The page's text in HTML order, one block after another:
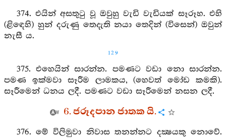
374. එයින් අසතුටු වූ ඔවුහු වැඩි වැඩියක් සෑරූහ. එහි
(ළිඳෙහි) හුන් දරුණු තෙදැති නයා තෙදින් (විසෙන්) ඔවුන්
නැසී ය.
129
375. එහෙයින් සාරන්න. පමණට වඩා නො සාරන්න.
පමණ ඉක්මවා සෑරීම ලාමකය, (හෙවත් මෝඩ කමකි).
සෑරීමෙන් ධනය ලදී. පමණට වඩා සෑරීමෙන් නසන ලදී.
6. ජරූදපාන ජාතක යි.
376. මේ විලිමුවා නිවාස තනන්නට දක්‍ෂයකු නොවේ.